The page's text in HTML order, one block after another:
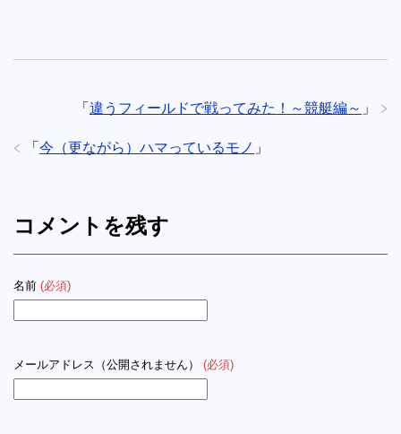
「 違うフィールドで戦ってみた！～競艇編～ 」
「 今（更ながら）ハマっているモノ 」
コメントを残す
名前 (必須)
メールアドレス（公開されません） (必須)